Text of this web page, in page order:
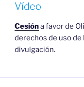
Vídeo
Cesióna favor de
derechos de uso
divulgación.